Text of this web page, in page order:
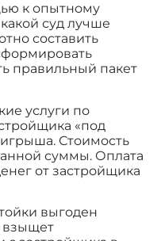
к опытному
суд лучше
составить
правильный пакет
услуги по
«под
Стоимость
суммы. Оплата
от застройщика
выгоден
взыщет